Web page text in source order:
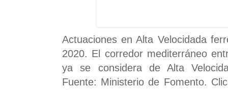
Actuaciones en Alta Velocidada
2020. El corredor mediterráneo
ya se considera de Alta
Fuente: Ministerio de Fomento.